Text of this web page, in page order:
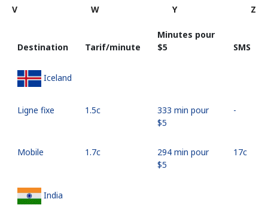
V
W Y Z
Destination Tarif/minute
Minutes pour
⁦$5⁩
SMS
Iceland
Ligne fixe ⁦1.5c⁩
333 min pour
⁦$5⁩
-
Mobile ⁦1.7c⁩
294 min pour
⁦$5⁩
⁦17c⁩
India